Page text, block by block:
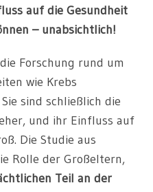
auf die Gesundheit
– unabsichtlich!
Forschung rund um
wie Krebs
sind schließlich die
und ihr Einfluss auf
Die Studie aus
Rolle der Großeltern,
Teil an der